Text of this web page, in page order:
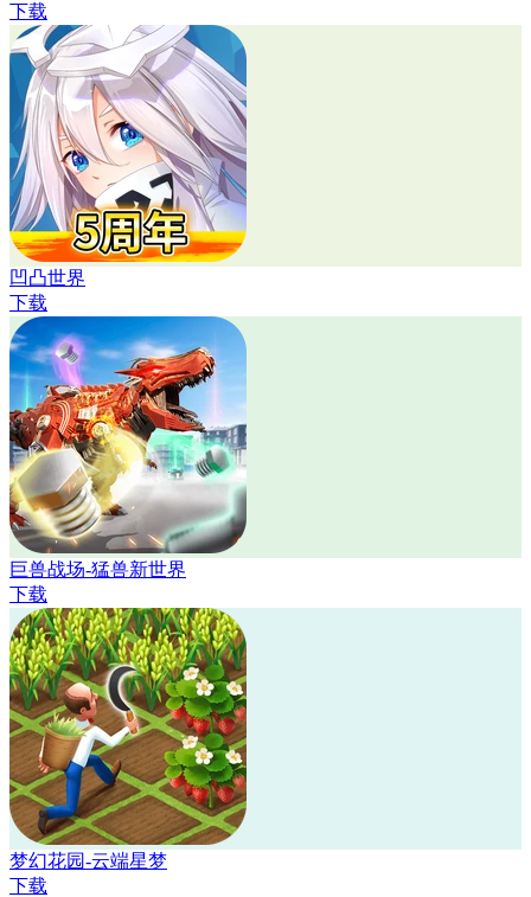
下载
凹凸世界
下载
巨兽战场-猛兽新世界
下载
梦幻花园-云端星梦
下载